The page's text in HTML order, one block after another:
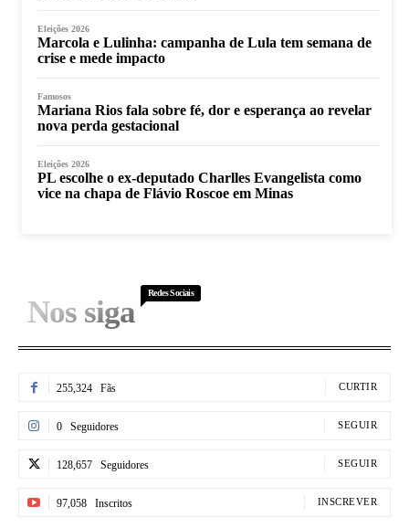
Eleições 2026
Marcola e Lulinha: campanha de Lula tem semana de
crise e mede impacto
Famosos
Mariana Rios fala sobre fé, dor e esperança ao revelar
nova perda gestacional
Eleições 2026
PL escolhe o ex-deputado Charlles Evangelista como
vice na chapa de Flávio Roscoe em Minas
Nos siga
Redes Sociais
255,324 Fãs CURTIR
0 Seguidores SEGUIR
128,657 Seguidores SEGUIR
97,058 Inscritos INSCREVER